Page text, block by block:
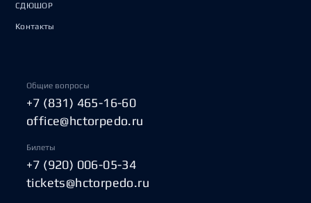
СДЮШОР
Контакты
Общие вопросы
+7 (831) 465-16-60
office@hctorpedo.ru
Билеты
+7 (920) 006-05-34
tickets@hctorpedo.ru